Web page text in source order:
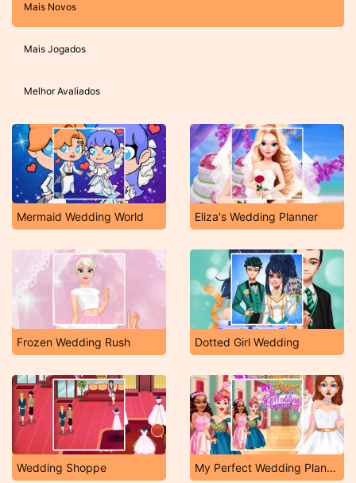
Mais Novos
Mais Jogados
Melhor Avaliados
Mermaid Wedding World Eliza's Wedding Planner
Frozen Wedding Rush Dotted Girl Wedding
Wedding Shoppe My Perfect Wedding Planner